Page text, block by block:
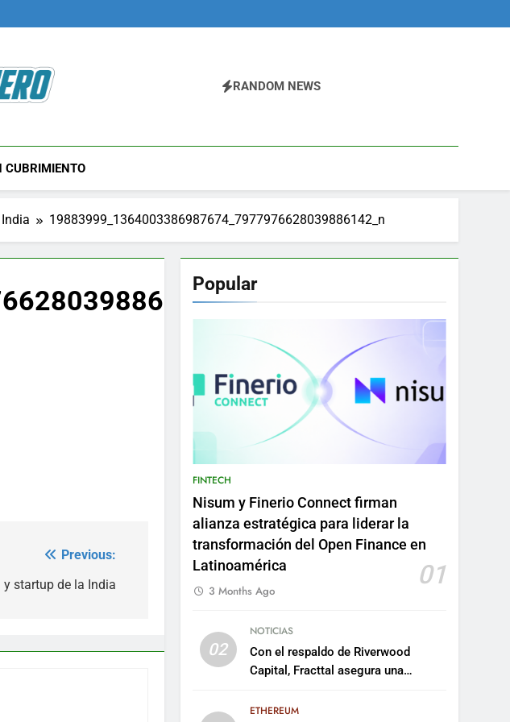
RANDOM NEWS
CUBRIMIENTO
19883999_1364003386987674_7977976628039886142_n
Previous:
startup de la India
Popular
FINTECH
Nisum y Finerio Connect firman
alianza estratégica para liderar la
transformación del Open Finance en
Latinoamérica
01
3 Months Ago
02
NOTICIAS
Con el respaldo de Riverwood
Capital, Fracttal asegura una
escalar su plataforma
ETHEREUM